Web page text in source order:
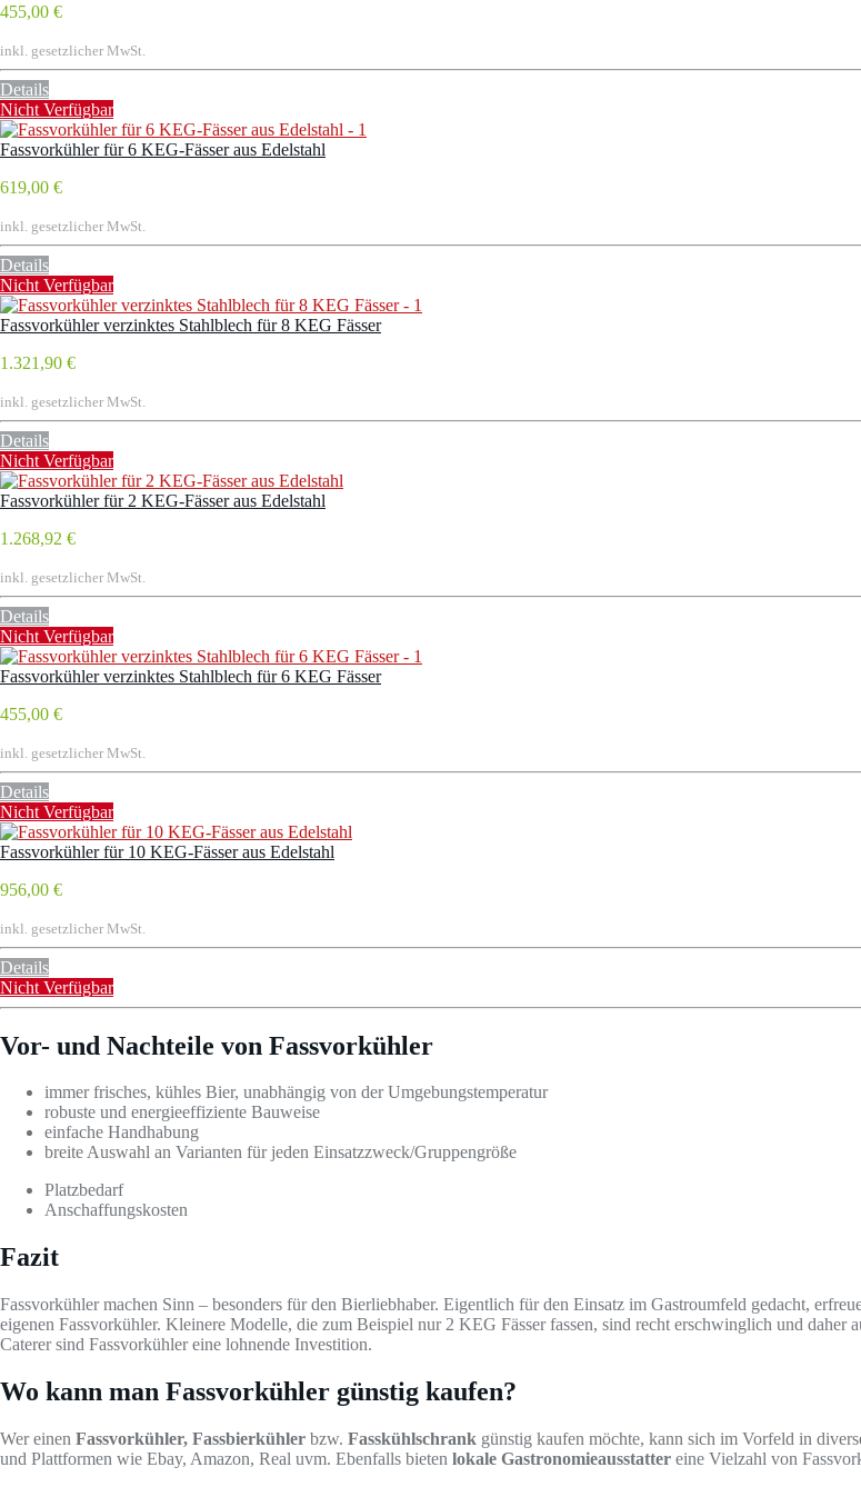
455,00 €
inkl. gesetzlicher MwSt.
Details
Nicht Verfügbar
Fassvorkühler für 6 KEG-Fässer aus Edelstahl
619,00 €
inkl. gesetzlicher MwSt.
Details
Nicht Verfügbar
Fassvorkühler verzinktes Stahlblech für 8 KEG Fässer
1.321,90 €
inkl. gesetzlicher MwSt.
Details
Nicht Verfügbar
Fassvorkühler für 2 KEG-Fässer aus Edelstahl
1.268,92 €
inkl. gesetzlicher MwSt.
Details
Nicht Verfügbar
Fassvorkühler verzinktes Stahlblech für 6 KEG Fässer
455,00 €
inkl. gesetzlicher MwSt.
Details
Nicht Verfügbar
Fassvorkühler für 10 KEG-Fässer aus Edelstahl
956,00 €
inkl. gesetzlicher MwSt.
Details
Nicht Verfügbar
Vor- und Nachteile von Fassvorkühler
immer frisches, kühles Bier, unabhängig von der Umgebungstemperatur
robuste und energieeffiziente Bauweise
einfache Handhabung
breite Auswahl an Varianten für jeden Einsatzzweck/Gruppengröße
Platzbedarf
Anschaffungskosten
Fazit
Fassvorkühler machen Sinn – besonders für den Bierliebhaber. Eigentlich für den Einsatz im Gastroumfeld gedacht,
eigenen Fassvorkühler. Kleinere Modelle, die zum Beispiel nur 2 KEG Fässer fassen, sind recht erschwinglich und
Caterer sind Fassvorkühler eine lohnende Investition.
Wo kann man Fassvorkühler günstig kaufen?
Wer einen Fassvorkühler, Fassbierkühler bzw. Fasskühlschrank günstig kaufen möchte, kann sich im Vorfeld in
und Plattformen wie Ebay, Amazon, Real uvm. Ebenfalls bieten lokale Gastronomieausstatter eine Vielzahl von